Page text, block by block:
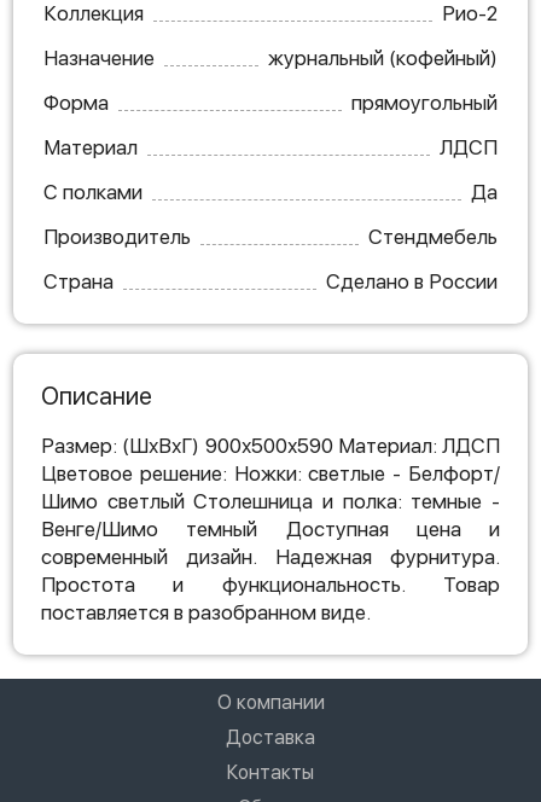
Коллекция
Рио-2
Назначение
журнальный (кофейный)
Форма
прямоугольный
Материал
ЛДСП
С полками
Да
Производитель
Стендмебель
Страна
Сделано в России
Описание
Размер: (ШхВхГ) 900х500х590 Материал: ЛДСП
Цветовое решение: Ножки: светлые - Белфорт/
Шимо светлый Столешница и полка: темные -
Венге/Шимо темный Доступная цена и
современный дизайн. Надежная фурнитура.
Простота и функциональность. Товар
поставляется в разобранном виде.
О компании
Доставка
Контакты